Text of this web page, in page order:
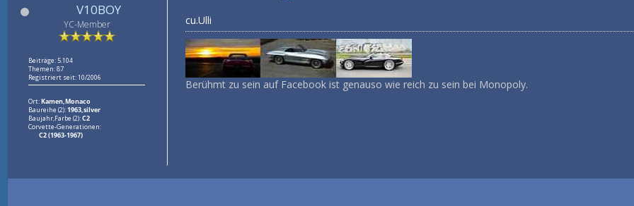
V10BOY
YC-Member
Beiträge: 5.104
Themen: 87
Registriert seit: 10/2006
Ort:Kamen,Monaco
Baureihe (2):1963,silver
Baujahr,Farbe (2):C2
Corvette-Generationen:
C2 (1963-1967)
cu.Ulli
Berühmt zu sein auf Facebook ist genauso wie reich zu sein bei Monopoly.